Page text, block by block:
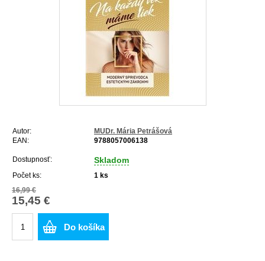
Autor:
MUDr. Mária Petrášová
EAN:
9788057006138
Dostupnosť: Skladom
Počet ks: 1 ks
16,99 €
15,45 €
Do košíka